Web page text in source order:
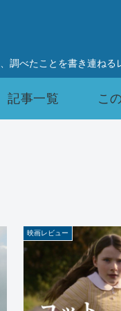
調べたことを書き連ね
記事一覧 こ
映画レビュー